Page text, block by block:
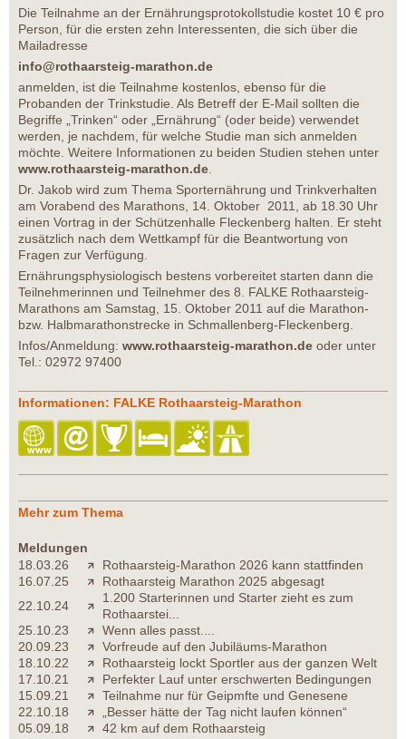
Die Teilnahme an der Ernährungsprotokollstudie kostet 10 € pro
Person, für die ersten zehn Interessenten, die sich über die
Mailadresse
info@rothaarsteig-marathon.de
anmelden, ist die Teilnahme kostenlos, ebenso für die
Probanden der Trinkstudie. Als Betreff der E-Mail sollten die
Begriffe „Trinken“ oder „Ernährung“ (oder beide) verwendet
werden, je nachdem, für welche Studie man sich anmelden
möchte. Weitere Informationen zu beiden Studien stehen unter
www.rothaarsteig-marathon.de
Dr. Jakob wird zum Thema Sporternährung und Trinkverhalten
am Vorabend des Marathons, 14. Oktober 2011, ab 18.30 Uhr
einen Vortrag in der Schützenhalle Fleckenberg halten. Er steht
zusätzlich nach dem Wettkampf für die Beantwortung von
Fragen zur Verfügung.
Ernährungsphysiologisch bestens vorbereitet starten dann die
Teilnehmerinnen und Teilnehmer des 8. FALKE Rothaarsteig-
Marathons am Samstag, 15. Oktober 2011 auf die Marathon-
bzw. Halbmarathonstrecke in Schmallenberg-Fleckenberg.
Infos/Anmeldung: www.rothaarsteig-marathon.de oder unter
Tel.: 02972 97400
Informationen: FALKE Rothaarsteig-Marathon
Mehr zum Thema
Meldungen
18.03.26
Rothaarsteig-Marathon 2026 kann stattfinden
16.07.25
Rothaarsteig Marathon 2025 abgesagt
22.10.24
1.200 Starterinnen und Starter zieht es zum
Rothaarstei...
25.10.23
Wenn alles passt....
20.09.23
Vorfreude auf den Jubiläums-Marathon
18.10.22
Rothaarsteig lockt Sportler aus der ganzen Welt
17.10.21
Perfekter Lauf unter erschwerten Bedingungen
15.09.21
Teilnahme nur für Geipmfte und Genesene
22.10.18
„Besser hätte der Tag nicht laufen können“
05.09.18
42 km auf dem Rothaarsteig